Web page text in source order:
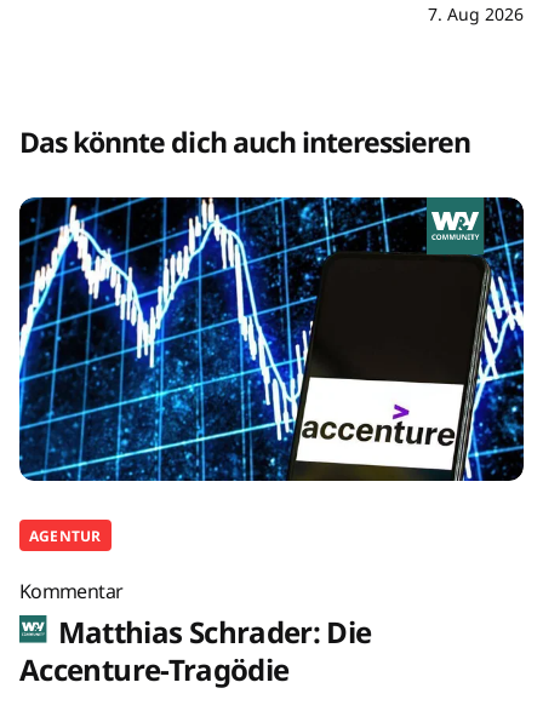
7. Aug 2026
Das könnte dich auch interessieren
AGENTUR
Kommentar
Matthias Schrader: Die
Accenture-Tragödie